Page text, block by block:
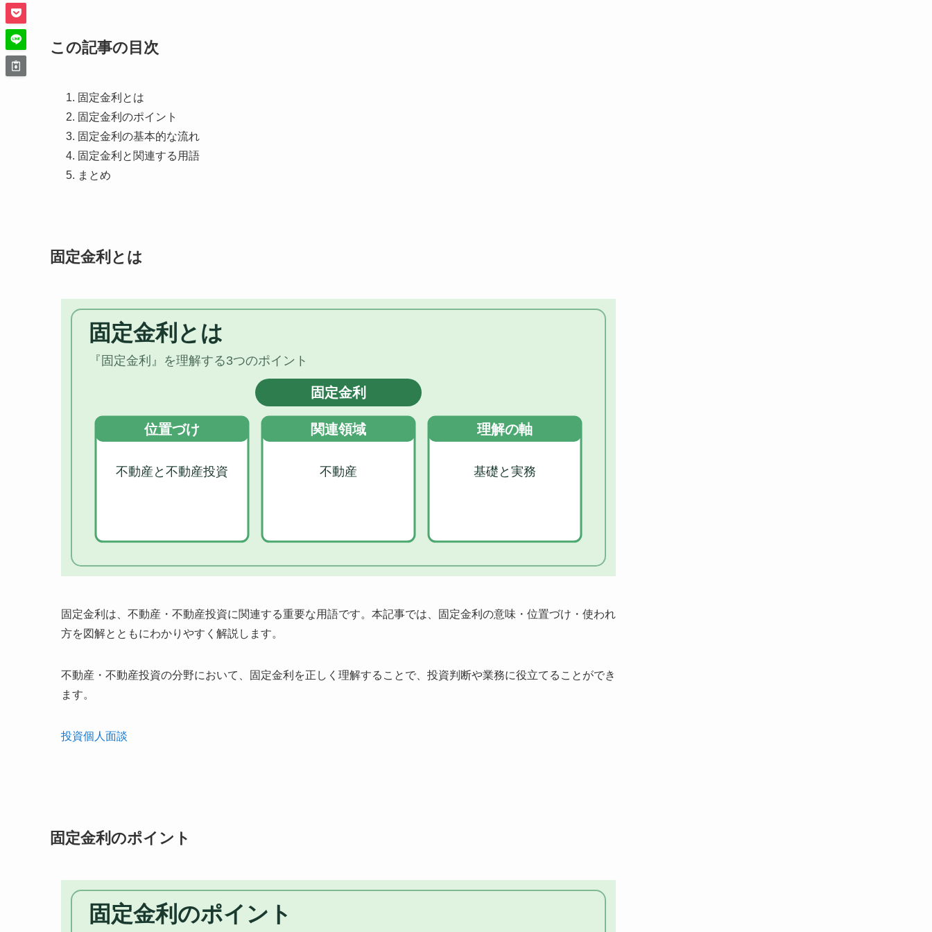
この記事の目次
固定金利とは
固定金利のポイント
固定金利の基本的な流れ
固定金利と関連する用語
まとめ
固定金利とは
固定金利は、不動産・不動産投資に関連する重要な用語です。本記事では、固定金利の意味・位置づけ・使われ
方を図解とともにわかりやすく解説します。
不動産・不動産投資の分野において、固定金利を正しく理解することで、投資判断や業務に役立てることができ
ます。
投資個人面談
固定金利のポイント